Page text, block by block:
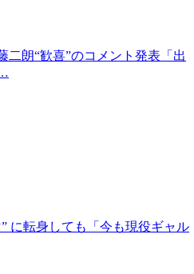
二朗“歓喜”のコメント発表「出
に転身しても「今も現役ギャル